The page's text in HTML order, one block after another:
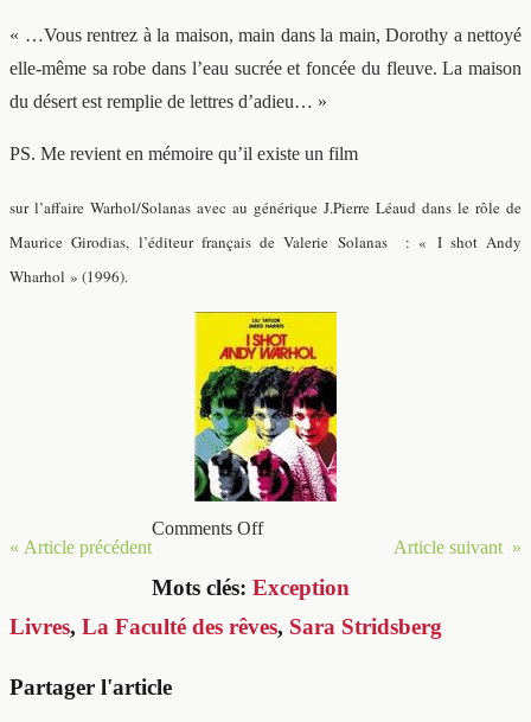
« …Vous rentrez à la maison, main dans la main, Dorothy a nettoyé
elle-même sa robe dans l’eau sucrée et foncée du fleuve. La maison
du désert est remplie de lettres d’adieu… »
PS. Me revient en mémoire qu’il existe un film
sur l’affaire Warhol/Solanas avec au générique J.Pierre Léaud dans le rôle de
Maurice Girodias, l’éditeur français de Valerie Solanas : « I shot Andy
Wharhol » (1996).
« Article précédent Article suivant »
Comments Off
Mots clés: Exception
Livres, La Faculté des rêves, Sara Stridsberg
Partager l'article